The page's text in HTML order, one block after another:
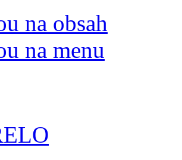
na obsah
na menu